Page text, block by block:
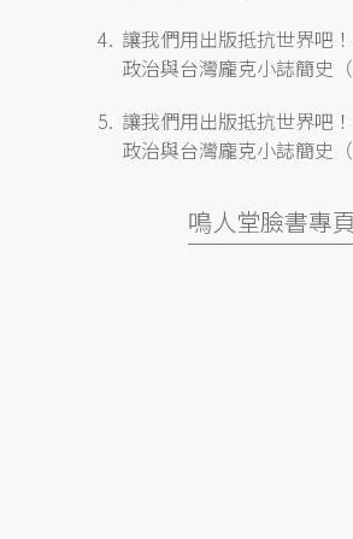
讓我們用出版抵抗世界吧
政治與台灣龐克小誌簡史（
讓我們用出版抵抗世界吧
政治與台灣龐克小誌簡史（
鳴人堂臉書專頁